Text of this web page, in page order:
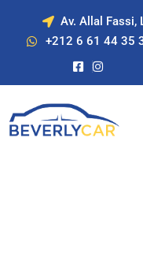
Av. Allal Fassi,
+212 6 61 44 35